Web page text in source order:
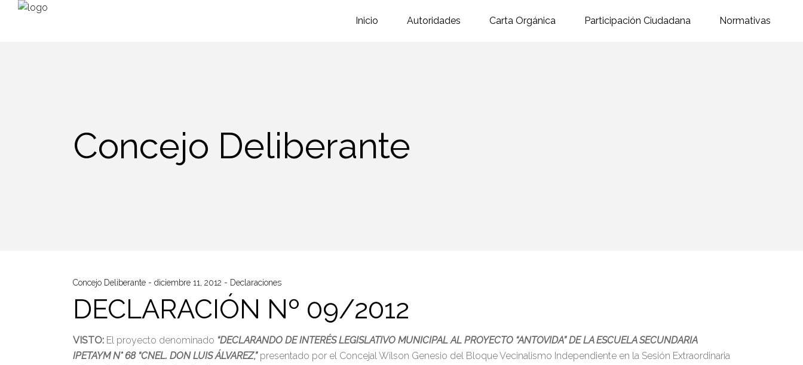
Inicio Autoridades Carta Orgánica Participación Ciudadana Normativas
Concejo Deliberante
Concejo Deliberante diciembre 11, 2012 Declaraciones
DECLARACIÓN Nº 09/2012
VISTO: El proyecto denominado “DECLARANDO DE INTERÉS LEGISLATIVO MUNICIPAL AL PROYECTO “ANTOVIDA” DE LA ESCUELA SECUNDARIA
IPETAYM N° 68 “CNEL. DON LUIS ÁLVAREZ,” presentado por el Concejal Wilson Genesio del Bloque Vecinalismo Independiente en la Sesión Extraordinaria